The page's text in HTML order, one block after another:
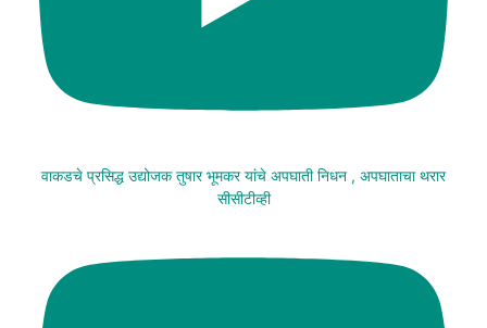
वाकडचे प्रसिद्ध उद्योजक तुषार भूमकर यांचे अपघाती निधन , अपघाताचा थरार
सीसीटीव्ही